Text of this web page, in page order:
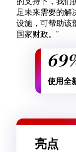
足未来需要的解
设施，可帮助该
国家财政。”
使用全
亮点